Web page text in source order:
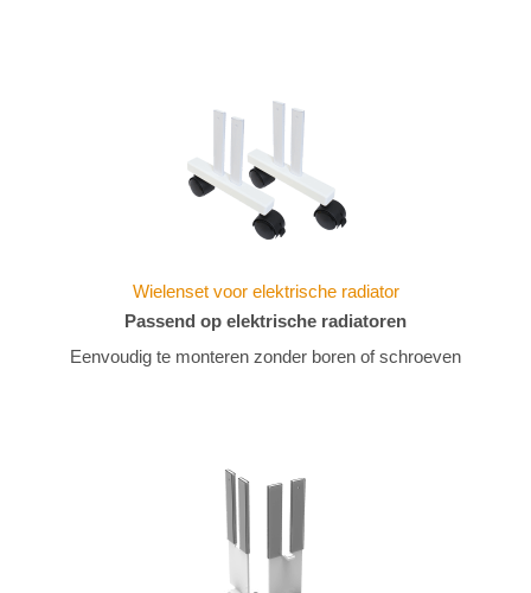
Wielenset voor elektrische radiator
Passend op elektrische radiatoren
Eenvoudig te monteren zonder boren of schroeven